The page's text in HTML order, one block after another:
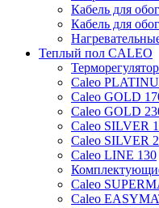
Кабель для
Кабель для
Теплый пол CALEO
Caleo
Caleo GOLD
Caleo GOLD
Caleo SILVER
Caleo SILVER
Caleo LINE 130
Caleo
Caleo